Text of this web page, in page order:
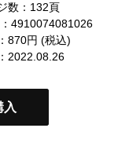
数：132頁
4910074081026
870円 (税込)
2022.08.26
入